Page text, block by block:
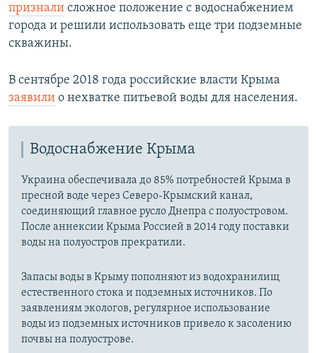
признали сложное положение с водоснабжением
города и решили использовать еще три подземные
скважины.
В сентябре 2018 года российские власти Крыма
заявили о нехватке питьевой воды для населения.
Водоснабжение Крыма
Украина обеспечивала до 85% потребностей Крыма в
пресной воде через Северо-Крымский канал,
соединяющий главное русло Днепра с полуостровом.
После аннексии Крыма Россией в 2014 году поставки
воды на полуостров прекратили.
Запасы воды в Крыму пополняют из водохранилищ
естественного стока и подземных источников. По
заявлениям экологов, регулярное использование
воды из подземных источников привело к засолению
почвы на полуострове.